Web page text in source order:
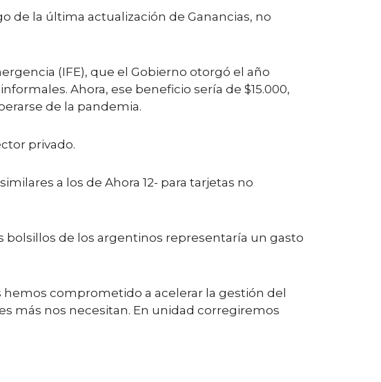
de la última actualización de Ganancias, no
(IFE), que el Gobierno otorgó el año
Ahora, ese beneficio sería de $15.000,
de la pandemia.
privado.
a los de Ahora 12- para tarjetas no
bolsillos de los argentinos representaría un gasto
comprometido a acelerar la gestión del
más nos necesitan. En unidad corregiremos